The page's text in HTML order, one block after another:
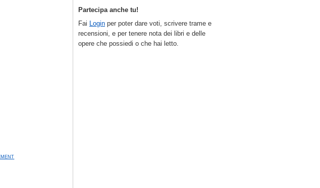
Partecipa anche tu!
Fai Login per poter dare voti, scrivere trame e
recensioni, e per tenere nota dei libri e delle
opere che possiedi o che hai letto.